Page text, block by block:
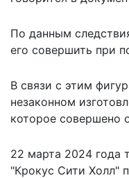
По данным
его совершить при
В связи с этим
незаконном
которое совершено
22 марта 2024 года
"Крокус Сити Холл"